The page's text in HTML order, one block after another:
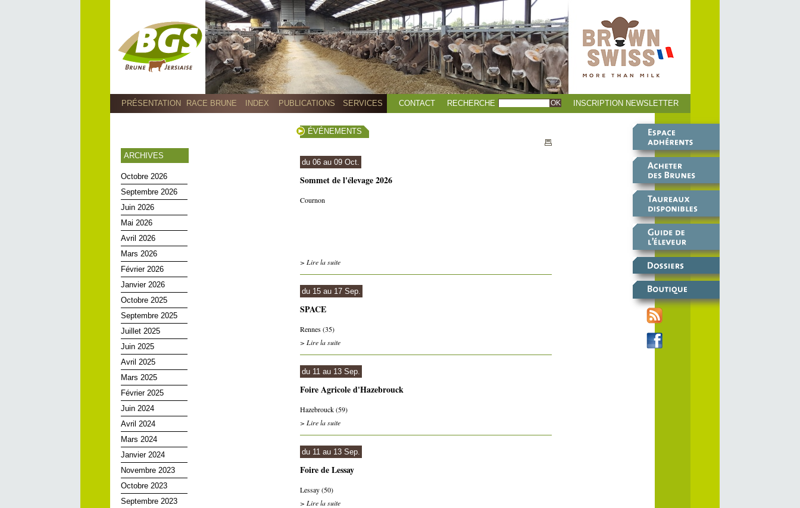
PRÉSENTATION RACE BRUNE INDEX PUBLICATIONS SERVICES CONTACT RECHERCHE INSCRIPTION NEWSLETTER
ARCHIVES
Octobre 2026
Septembre 2026
Juin 2026
Mai 2026
Avril 2026
Mars 2026
Février 2026
Janvier 2026
Octobre 2025
Septembre 2025
Juillet 2025
Juin 2025
Avril 2025
Mars 2025
Février 2025
Juin 2024
Avril 2024
Mars 2024
Janvier 2024
Novembre 2023
Octobre 2023
Septembre 2023
ÉVÉNEMENTS
du 06 au 09 Oct.
Sommet de l'élevage 2026
Cournon
> Lire la suite
du 15 au 17 Sep.
SPACE
Rennes (35)
> Lire la suite
du 11 au 13 Sep.
Foire Agricole d'Hazebrouck
Hazebrouck (59)
> Lire la suite
du 11 au 13 Sep.
Foire de Lessay
Lessay (50)
> Lire la suite